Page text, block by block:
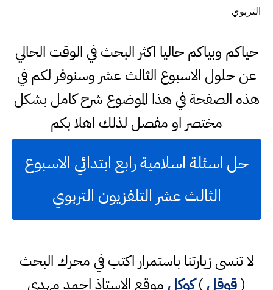
التربوي
حياكم وبياكم حاليا اكثر البحث في الوقت الحالي
عن حلول الاسبوع الثالث عشر وسنوفر لكم في
هذه الصفحة في هذا الموضوع شرح كامل بشكل
مختصر او مفصل لذلك اهلا بكم
حل اسئلة اسلامية رابع ابتدائي الاسبوع
الثالث عشر التلفزيون التربوي
لا تنسى زيارتنا باستمرار اكتب في محرك البحث
(قوقل)كوكل موقع الاستاذ احمد مهدي